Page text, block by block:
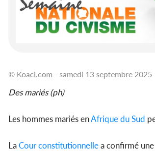
© Koaci.com - samedi 13 septembre 2025
Des mariés (ph)
Les hommes mariés enAfrique du Sud
LaCour constitutionnellea confirmé